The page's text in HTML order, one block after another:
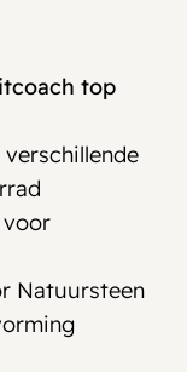
top
Natuursteen